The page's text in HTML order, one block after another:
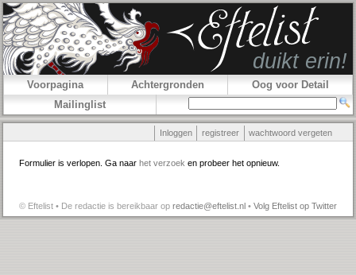
Voorpagina Achtergronden
Oog voor Detail
Mailinglist
Inloggen registreer wachtwoord vergeten
Formulier is verlopen. Ga naar het verzoek en probeer het opnieuw.
© Eftelist • De redactie is bereikbaar op redactie@eftelist.nl • Volg Eftelist op Twitter